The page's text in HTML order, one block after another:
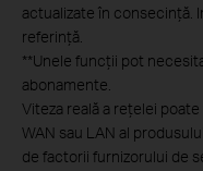
actualizate în consecință.
referință.
**Unele funcții pot
abonamente.
Viteza reală a rețelei
WAN sau LAN al
de factorii furnizorului de